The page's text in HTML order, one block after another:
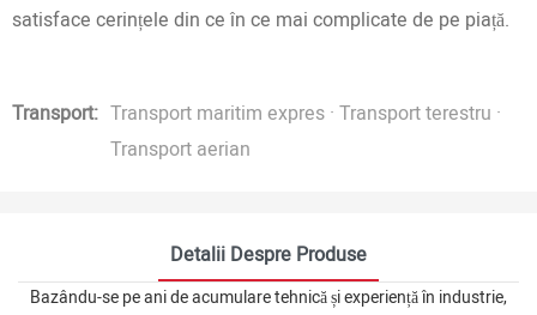
satisface cerințele din ce în ce mai complicate de pe piață.
Transport: Transport maritim expres · Transport terestru ·
Transport aerian
Detalii Despre Produse
Bazându-se pe ani de acumulare tehnică și experiență în industrie,